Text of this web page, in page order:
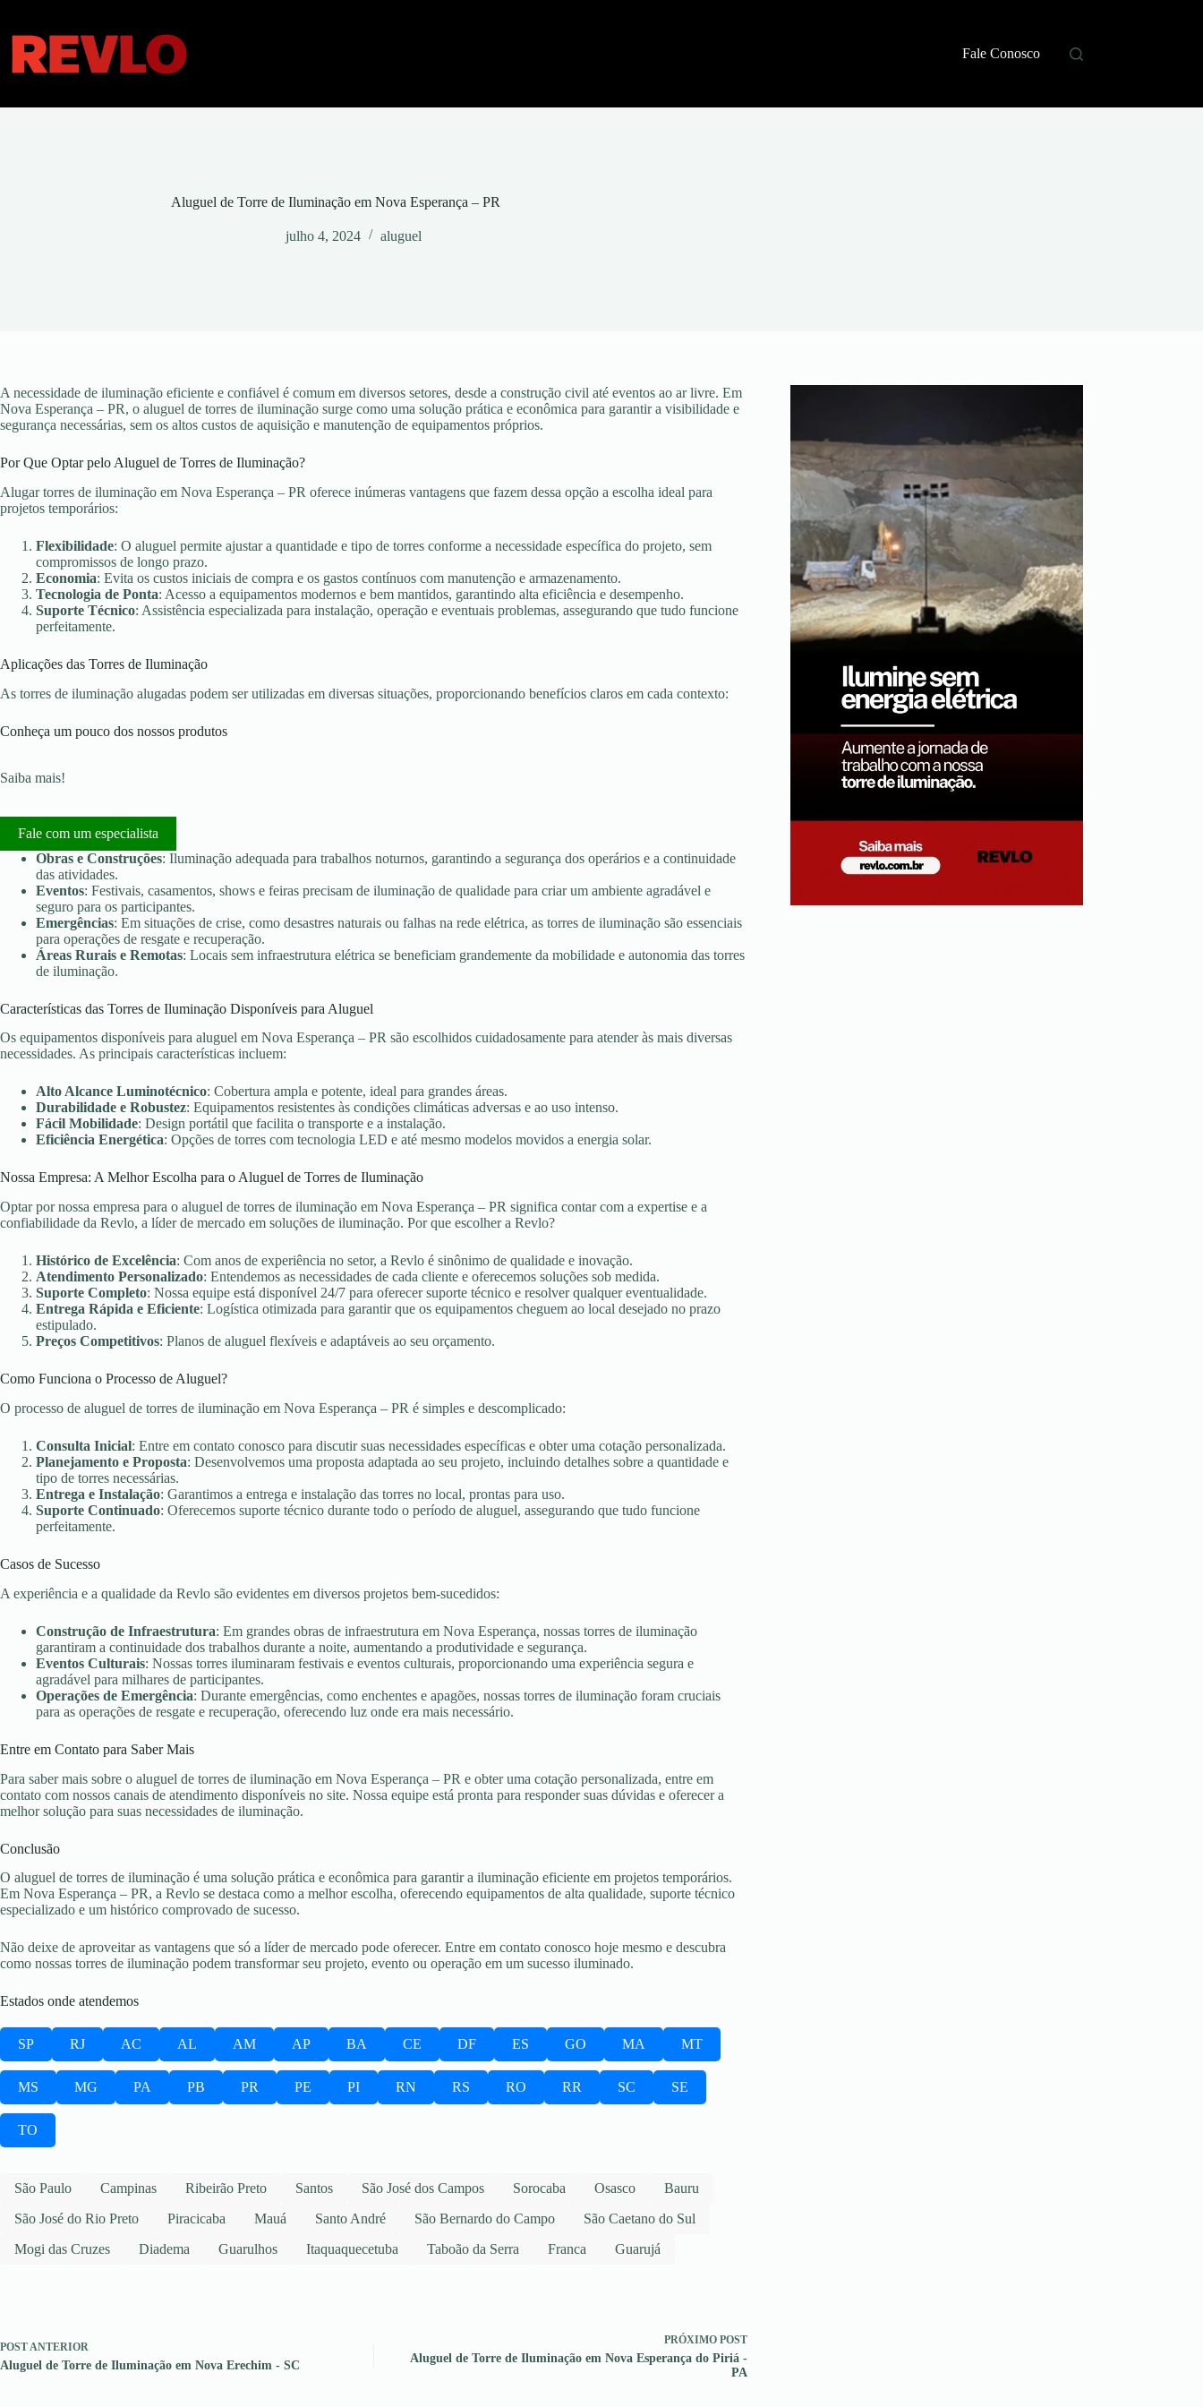
conteúdo
Fale Conosco
Aluguel de Torre de Iluminação em Nova Esperança – PR
julho 4, 2024 aluguel
A necessidade de iluminação eficiente e confiável é comum em diversos setores, desde a construção civil até eventos ao ar livre. Em
Nova Esperança – PR, o aluguel de torres de iluminação surge como uma solução prática e econômica para garantir a visibilidade e
segurança necessárias, sem os altos custos de aquisição e manutenção de equipamentos próprios.
Por Que Optar pelo Aluguel de Torres de Iluminação?
Alugar torres de iluminação em Nova Esperança – PR oferece inúmeras vantagens que fazem dessa opção a escolha ideal para
projetos temporários:
Flexibilidade: O aluguel permite ajustar a quantidade e tipo de torres conforme a necessidade específica do projeto, sem
compromissos de longo prazo.
Economia: Evita os custos iniciais de compra e os gastos contínuos com manutenção e armazenamento.
Tecnologia de Ponta: Acesso a equipamentos modernos e bem mantidos, garantindo alta eficiência e desempenho.
Suporte Técnico: Assistência especializada para instalação, operação e eventuais problemas, assegurando que tudo funcione
perfeitamente.
Aplicações das Torres de Iluminação
As torres de iluminação alugadas podem ser utilizadas em diversas situações, proporcionando benefícios claros em cada contexto:
Conheça um pouco dos nossos produtos
Saiba mais!
Fale com um especialista
Obras e Construções: Iluminação adequada para trabalhos noturnos, garantindo a segurança dos operários e a continuidade
das atividades.
Eventos: Festivais, casamentos, shows e feiras precisam de iluminação de qualidade para criar um ambiente agradável e
seguro para os participantes.
Emergências: Em situações de crise, como desastres naturais ou falhas na rede elétrica, as torres de iluminação são essenciais
para operações de resgate e recuperação.
Áreas Rurais e Remotas: Locais sem infraestrutura elétrica se beneficiam grandemente da mobilidade e autonomia das torres
de iluminação.
Características das Torres de Iluminação Disponíveis para Aluguel
Os equipamentos disponíveis para aluguel em Nova Esperança – PR são escolhidos cuidadosamente para atender às mais diversas
necessidades. As principais características incluem:
Alto Alcance Luminotécnico: Cobertura ampla e potente, ideal para grandes áreas.
Durabilidade e Robustez: Equipamentos resistentes às condições climáticas adversas e ao uso intenso.
Fácil Mobilidade: Design portátil que facilita o transporte e a instalação.
Eficiência Energética: Opções de torres com tecnologia LED e até mesmo modelos movidos a energia solar.
Nossa Empresa: A Melhor Escolha para o Aluguel de Torres de Iluminação
Optar por nossa empresa para o aluguel de torres de iluminação em Nova Esperança – PR significa contar com a expertise e a
confiabilidade da Revlo, a líder de mercado em soluções de iluminação. Por que escolher a Revlo?
Histórico de Excelência: Com anos de experiência no setor, a Revlo é sinônimo de qualidade e inovação.
Atendimento Personalizado: Entendemos as necessidades de cada cliente e oferecemos soluções sob medida.
Suporte Completo: Nossa equipe está disponível 24/7 para oferecer suporte técnico e resolver qualquer eventualidade.
Entrega Rápida e Eficiente: Logística otimizada para garantir que os equipamentos cheguem ao local desejado no prazo
estipulado.
Preços Competitivos: Planos de aluguel flexíveis e adaptáveis ao seu orçamento.
Como Funciona o Processo de Aluguel?
O processo de aluguel de torres de iluminação em Nova Esperança – PR é simples e descomplicado:
Consulta Inicial: Entre em contato conosco para discutir suas necessidades específicas e obter uma cotação personalizada.
Planejamento e Proposta: Desenvolvemos uma proposta adaptada ao seu projeto, incluindo detalhes sobre a quantidade e
tipo de torres necessárias.
Entrega e Instalação: Garantimos a entrega e instalação das torres no local, prontas para uso.
Suporte Continuado: Oferecemos suporte técnico durante todo o período de aluguel, assegurando que tudo funcione
perfeitamente.
Casos de Sucesso
A experiência e a qualidade da Revlo são evidentes em diversos projetos bem-sucedidos:
Construção de Infraestrutura: Em grandes obras de infraestrutura em Nova Esperança, nossas torres de iluminação
garantiram a continuidade dos trabalhos durante a noite, aumentando a produtividade e segurança.
Eventos Culturais: Nossas torres iluminaram festivais e eventos culturais, proporcionando uma experiência segura e
agradável para milhares de participantes.
Operações de Emergência: Durante emergências, como enchentes e apagões, nossas torres de iluminação foram cruciais
para as operações de resgate e recuperação, oferecendo luz onde era mais necessário.
Entre em Contato para Saber Mais
Para saber mais sobre o aluguel de torres de iluminação em Nova Esperança – PR e obter uma cotação personalizada, entre em
contato com nossos canais de atendimento disponíveis no site. Nossa equipe está pronta para responder suas dúvidas e oferecer a
melhor solução para suas necessidades de iluminação.
Conclusão
O aluguel de torres de iluminação é uma solução prática e econômica para garantir a iluminação eficiente em projetos temporários.
Em Nova Esperança – PR, a Revlo se destaca como a melhor escolha, oferecendo equipamentos de alta qualidade, suporte técnico
especializado e um histórico comprovado de sucesso.
Não deixe de aproveitar as vantagens que só a líder de mercado pode oferecer. Entre em contato conosco hoje mesmo e descubra
como nossas torres de iluminação podem transformar seu projeto, evento ou operação em um sucesso iluminado.
Estados onde atendemos
SP RJ AC AL AM AP BA CE DF ES GO MA MT
MS MG PA PB PR PE PI RN RS RO RR SC SE
TO
São Paulo Campinas Ribeirão Preto Santos São José dos Campos Sorocaba Osasco
Bauru
São José do Rio Preto
Piracicaba Mauá Santo André São Bernardo do Campo
São Caetano do Sul
Mogi das Cruzes
Diadema Guarulhos Itaquaquecetuba Taboão da Serra Franca Guarujá
POSTANTERIOR
Aluguel de Torre de Iluminação em Nova Erechim - SC
PRÓXIMO POST
Aluguel de Torre de Iluminação em Nova Esperança do Piriá -
PA